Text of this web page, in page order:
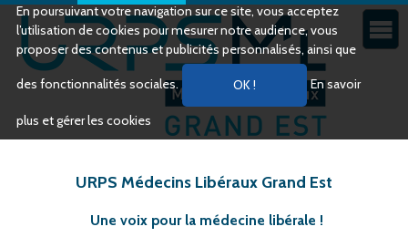
En poursuivant votre navigation sur ce site, vous acceptez
l’utilisation de cookies pour mesurer notre audience, vous
proposer des contenus et publicités personnalisés, ainsi que
des fonctionnalités sociales. En savoir
plus et gérer les cookies
URPS Médecins Libéraux Grand Est
Une voix pour la médecine libérale !